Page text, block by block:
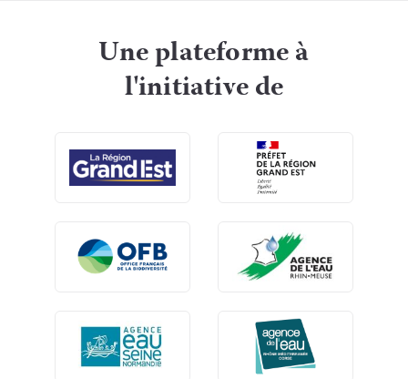
Une plateforme à
l'initiative de